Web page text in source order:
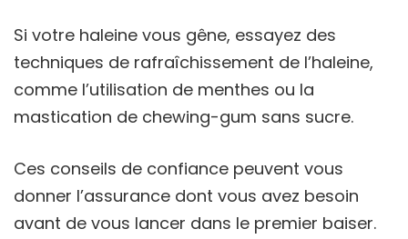
Si votre haleine vous gêne, essayez des
techniques de rafraîchissement de l’haleine,
comme l’utilisation de menthes ou la
mastication de chewing-gum sans sucre.
Ces conseils de confiance peuvent vous
donner l’assurance dont vous avez besoin
avant de vous lancer dans le premier baiser.